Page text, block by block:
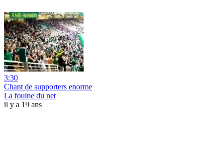
3:30
Chant de supporters enorme
La fouine du net
il y a 19 ans